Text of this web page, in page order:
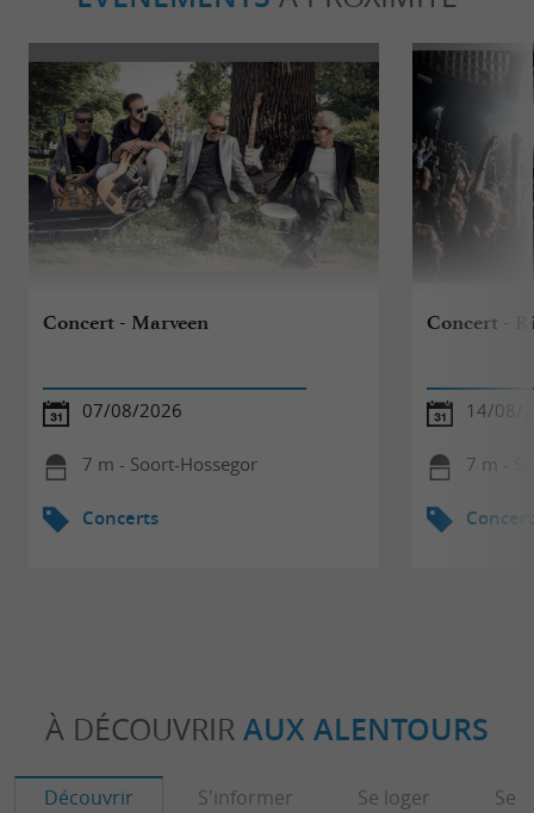
Concert - Marveen
07/08/2026
7 m - Soort-Hossegor
Concerts
Concert -
14/08/
7 m -
À DÉCOUVRIR AUX ALENTOURS
Découvrir S'informer Se loger Se